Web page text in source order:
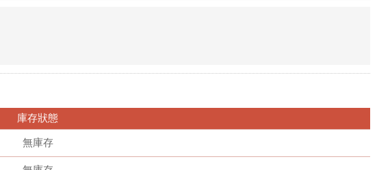
庫存狀態
無庫存